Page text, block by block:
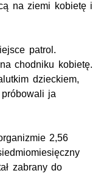
na ziemi kobietę i
patrol.
chodniku kobietę.
dzieckiem,
ja
2,56
zabrany do